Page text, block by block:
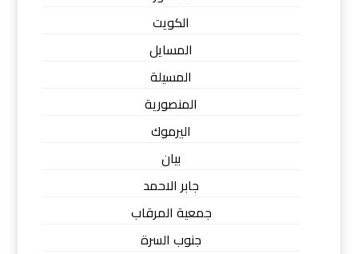
الكويت
المسايل
المسيلة
المنصورية
اليرموك
بيان
جابر الاحمد
جمعية المرقاب
جنوب السرة